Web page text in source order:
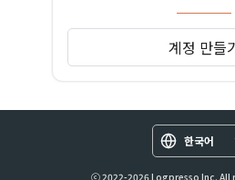
계정 만들
한국어
ⓒ 2022-2026 Logpresso Inc. All